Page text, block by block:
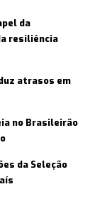
da
resiliência
atrasos em
no Brasileirão
da Seleção